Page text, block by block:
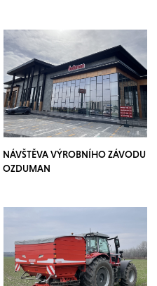
NÁVŠTĚVA VÝROBNÍHO ZÁVODU
OZDUMAN